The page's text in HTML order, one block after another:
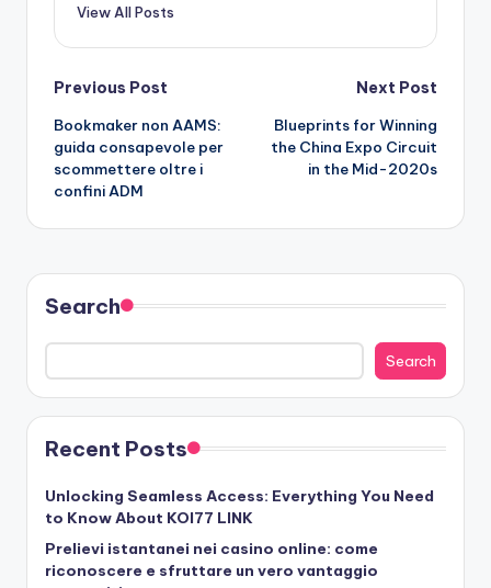
View All Posts
Post
navigation
Previous Post
Bookmaker non AAMS:
guida consapevole per
scommettere oltre i
confini ADM
Next Post
Blueprints for Winning
the China Expo Circuit
in the Mid-2020s
Search
Search
Recent Posts
Unlocking Seamless Access: Everything You Need
to Know About KOI77 LINK
Prelievi istantanei nei casino online: come
riconoscere e sfruttare un vero vantaggio